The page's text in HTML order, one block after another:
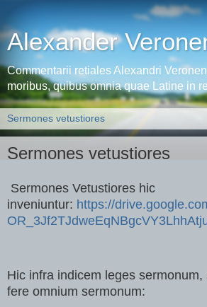
Alexander
Commentarii retiales Alexandri
moribus, quibus omnia quae Latine in
Sermones vetustiores
Sermones Vetustiores hic
inveniuntur: https://
Hic infra indicem leges
fere omnium sermonum: